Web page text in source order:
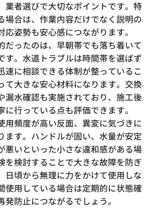
業者選びで大切なポイントです。特
場合は、作業内容だけでなく説明の
応姿勢も安心感につながります。
だったのは、早朝帯でも落ち着いて
す。水道トラブルは時間帯を選ばず
速に相談できる体制が整っているこ
て大きな安心材料になります。交換
漏水確認も実施されており、施工後
に行っている点も評価できます。
用頻度が高い反面、異変に気づきに
ます。ハンドルが固い、水量が安定
悪いといった小さな違和感がある場
を検討することで大きな故障を防ぎ
日頃から無理に力をかけて使用しな
使用している場合は定期的に状態確
防止につながるでしょう。